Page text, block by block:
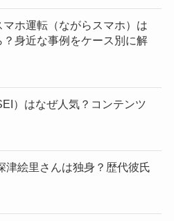
マホ運転（ながらスマホ）は
身近な事例をケース別に解
）はなぜ人気？コンテンツ
津絵里さんは独身？歴代彼氏